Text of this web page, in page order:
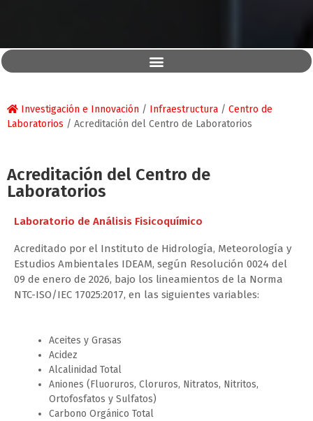
Investigación e Innovación / Infraestructura / Centro de
Laboratorios / Acreditación del Centro de Laboratorios
Acreditación del Centro de
Laboratorios
Laboratorio de Análisis Fisicoquímico
Acreditado por el Instituto de Hidrología, Meteorología y
Estudios Ambientales IDEAM, según Resolución 0024 del
09 de enero de 2026, bajo los lineamientos de la Norma
NTC-ISO/IEC 17025:2017, en las siguientes variables:
Aceites y Grasas
Acidez
Alcalinidad Total
Aniones (Fluoruros, Cloruros, Nitratos, Nitritos,
Ortofosfatos y Sulfatos)
Carbono Orgánico Total